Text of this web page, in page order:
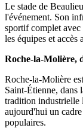
Le stade de
l'événement. Son
sportif complet avec
les équipes et accès
Roche-la-Molière,
Roche-la-Molière
Saint-Étienne, dans
tradition industrielle
aujourd'hui un
populaires.